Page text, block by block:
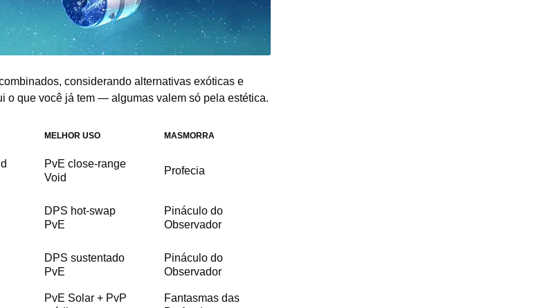
considerando alternativas exóticas e
o que você já tem — algumas valem só pela estética.
MELHOR USO MASMORRA
PvE close-range
Void
Profecia
DPS hot-swap
PvE
Pináculo do
Observador
DPS sustentado
PvE
Pináculo do
Observador
PvE Solar + PvP
Fantasmas das